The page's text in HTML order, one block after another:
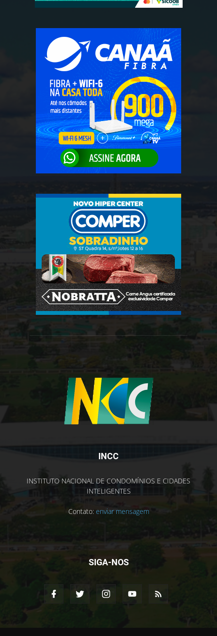
INCC
INSTITUTO NACIONAL DE CONDOMÍNIOS E CIDADES
INTELIGENTES
Contato: enviar mensagem
SIGA-NOS